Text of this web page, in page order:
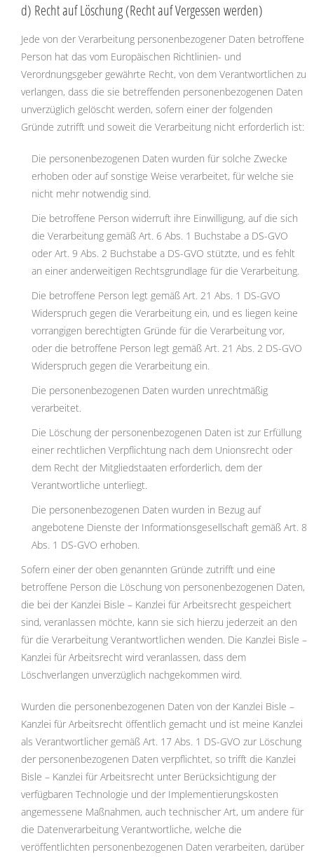
d) Recht auf Löschung (Recht auf Vergessen werden)
Jede von der Verarbeitung personenbezogener Daten betroffene
Person hat das vom Europäischen Richtlinien- und
Verordnungsgeber gewährte Recht, von dem Verantwortlichen zu
verlangen, dass die sie betreffenden personenbezogenen Daten
unverzüglich gelöscht werden, sofern einer der folgenden
Gründe zutrifft und soweit die Verarbeitung nicht erforderlich ist:
Die personenbezogenen Daten wurden für solche Zwecke
erhoben oder auf sonstige Weise verarbeitet, für welche sie
nicht mehr notwendig sind.
Die betroffene Person widerruft ihre Einwilligung, auf die sich
die Verarbeitung gemäß Art. 6 Abs. 1 Buchstabe a DS-GVO
oder Art. 9 Abs. 2 Buchstabe a DS-GVO stützte, und es fehlt
an einer anderweitigen Rechtsgrundlage für die Verarbeitung.
Die betroffene Person legt gemäß Art. 21 Abs. 1 DS-GVO
Widerspruch gegen die Verarbeitung ein, und es liegen keine
vorrangigen berechtigten Gründe für die Verarbeitung vor,
oder die betroffene Person legt gemäß Art. 21 Abs. 2 DS-GVO
Widerspruch gegen die Verarbeitung ein.
Die personenbezogenen Daten wurden unrechtmäßig
verarbeitet.
Die Löschung der personenbezogenen Daten ist zur Erfüllung
einer rechtlichen Verpflichtung nach dem Unionsrecht oder
dem Recht der Mitgliedstaaten erforderlich, dem der
Verantwortliche unterliegt.
Die personenbezogenen Daten wurden in Bezug auf
angebotene Dienste der Informationsgesellschaft gemäß Art. 8
Abs. 1 DS-GVO erhoben.
Sofern einer der oben genannten Gründe zutrifft und eine
betroffene Person die Löschung von personenbezogenen Daten,
die bei der Kanzlei Bisle – Kanzlei für Arbeitsrecht gespeichert
sind, veranlassen möchte, kann sie sich hierzu jederzeit an den
für die Verarbeitung Verantwortlichen wenden. Die Kanzlei Bisle –
Kanzlei für Arbeitsrecht wird veranlassen, dass dem
Löschverlangen unverzüglich nachgekommen wird.
Wurden die personenbezogenen Daten von der Kanzlei Bisle –
Kanzlei für Arbeitsrecht öffentlich gemacht und ist meine Kanzlei
als Verantwortlicher gemäß Art. 17 Abs. 1 DS-GVO zur Löschung
der personenbezogenen Daten verpflichtet, so trifft die Kanzlei
Bisle – Kanzlei für Arbeitsrecht unter Berücksichtigung der
verfügbaren Technologie und der Implementierungskosten
angemessene Maßnahmen, auch technischer Art, um andere für
die Datenverarbeitung Verantwortliche, welche die
veröffentlichten personenbezogenen Daten verarbeiten, darüber